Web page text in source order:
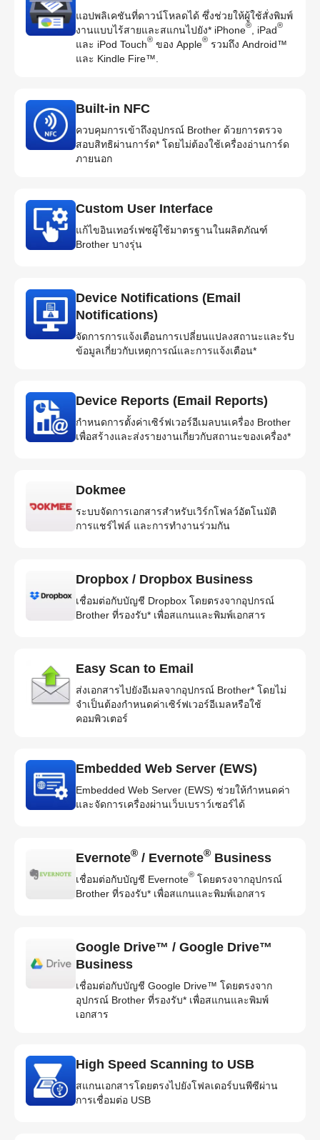
แอปพลิเคชันที่ดาวน์โหลดได้ ซึ่งช่วยให้ผู้ใช้สั่งพิมพ์
งานแบบไร้สายและสแกนไปยัง* iPhone® , iPad®
และ iPod Touch® ของ Apple® รวมถึง Android™
และ Kindle Fire™.
Built-in NFC
ควบคุมการเข้าถึงอุปกรณ์ Brother ด้วยการตรวจ
สอบสิทธิผ่านการ์ด* โดยไม่ต้องใช้เครื่องอ่านการ์ด
ภายนอก
Custom User Interface
แก้ไขอินเทอร์เฟซผู้ใช้มาตรฐานในผลิตภัณฑ์
Brother บางรุ่น
Device Notifications (Email
Notifications)
จัดการการแจ้งเตือนการเปลี่ยนแปลงสถานะและรับ
ข้อมูลเกี่ยวกับเหตุการณ์และการแจ้งเตือน*
Device Reports (Email Reports)
กำหนดการตั้งค่าเซิร์ฟเวอร์อีเมลบนเครื่อง Brother
เพื่อสร้างและส่งรายงานเกี่ยวกับสถานะของเครื่อง*
Dokmee
ระบบจัดการเอกสารสำหรับเวิร์กโฟลว์อัตโนมัติ
การแชร์ไฟล์ และการทำงานร่วมกัน
Dropbox / Dropbox Business
เชื่อมต่อกับบัญชี Dropbox โดยตรงจากอุปกรณ์
Brother ที่รองรับ* เพื่อสแกนและพิมพ์เอกสาร
Easy Scan to Email
ส่งเอกสารไปยังอีเมลจากอุปกรณ์ Brother* โดยไม่
จำเป็นต้องกำหนดค่าเซิร์ฟเวอร์อีเมลหรือใช้
คอมพิวเตอร์
Embedded Web Server (EWS)
Embedded Web Server (EWS) ช่วยให้กำหนดค่า
และจัดการเครื่องผ่านเว็บเบราว์เซอร์ได้
Evernote® / Evernote® Business
เชื่อมต่อกับบัญชี Evernote® โดยตรงจากอุปกรณ์
Brother ที่รองรับ* เพื่อสแกนและพิมพ์เอกสาร
Google Drive™ / Google Drive™
Business
เชื่อมต่อกับบัญชี Google Drive™ โดยตรงจาก
อุปกรณ์ Brother ที่รองรับ* เพื่อสแกนและพิมพ์
เอกสาร
High Speed Scanning to USB
สแกนเอกสารโดยตรงไปยังโฟลเดอร์บนพีซีผ่าน
การเชื่อมต่อ USB